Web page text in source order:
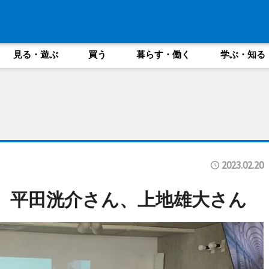
見る・遊ぶ 買う 暮らす・働く 学ぶ・知る
2023.02.20
平田洸介さん、上地雄大さん